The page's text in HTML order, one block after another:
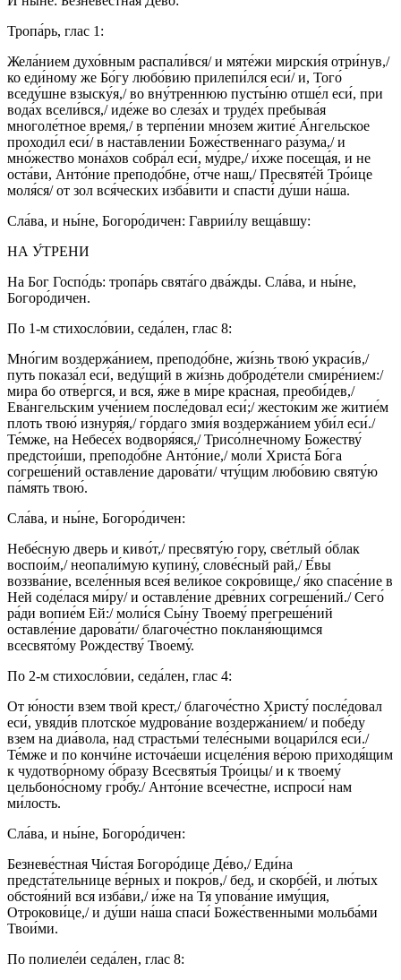
Тропа́рь, глас 1:
Жела́нием духо́вным распали́вся/ и мяте́жи мирски́я отри́нув,/
ко еди́ному же Бо́гу любо́вию прилепи́лся еси́/ и, Того́
вседу́шне взыску́я,/ во вну́треннюю пусты́ню отше́л еси́, при
вода́х всели́вся,/ иде́же во слеза́х и труде́х пребыва́я
многоле́тное время,/ в терпе́нии мно́зем житие́ А́нгельское
проходи́л еси́/ в наста́влении Боже́ственнаго ра́зума,/ и
мно́жество мона́хов собра́л еси́, му́дре,/ и́хже посеща́я, и не
оста́ви, Анто́ние преподо́бне, о́тче наш,/ Пресвяте́й Тро́ице
моля́ся/ от зол вся́ческих изба́вити и спасти́ ду́ши на́ша.
Сла́ва, и ны́не, Богоро́дичен: Гаврии́лу веща́вшу:
НА У́ТРЕНИ
На Бог Госпо́дь: тропа́рь свята́го два́жды. Сла́ва, и ны́не,
Богоро́дичен.
По 1-м стихосло́вии, седа́лен, глас 8:
Мно́гим воздержа́нием, преподо́бне, жи́знь твою́ украси́в,/
путь показа́л еси́, веду́щий в жи́знь доброде́тели смире́нием:/
мира бо отве́ргся, и вся, я́же в ми́ре кра́сная, преоби́дев,/
Ева́нгельским уче́нием после́довал еси́;/ жесто́ким же житие́м
плоть твою́ изнуря́я,/ го́рдаго зми́я воздержа́нием уби́л еси́./
Те́мже, на Небесе́х водворя́яся,/ Трисо́лнечному Божеству́
предстои́ши, преподо́бне Анто́ние,/ моли́ Христа́ Бо́га
согреше́ний оставле́ние дарова́ти/ чту́щим любо́вию святу́ю
па́мять твою́.
Сла́ва, и ны́не, Богоро́дичен:
Небе́сную дверь и киво́т,/ пресвяту́ю гору, све́тлый о́блак
воспои́м,/ неопали́мую купину́, слове́сный рай,/ Е́вы
воззва́ние, вселе́нныя всея́ вели́кое сокро́вище,/ я́ко спасе́ние в
Ней соде́лася ми́ру/ и оставле́ние дре́вних согреше́ний./ Сего́
ра́ди вопие́м Ей:/ моли́ся Сы́ну Твоему́ прегреше́ний
оставле́ние дарова́ти/ благоче́стно покланя́ющимся
всесвято́му Рождеству́ Твоему́.
По 2-м стихосло́вии, седа́лен, глас 4:
От ю́ности взем твой крест,/ благоче́стно Христу́ после́довал
еси́, увяди́в плотско́е мудрова́ние воздержа́нием/ и побе́ду
взем на диа́вола, над страстьми́ теле́сными воцари́лся еси́./
Те́мже и по кончи́не источа́еши исцеле́ния ве́рою приходя́щим
к чудотво́рному о́бразу Всесвяты́я Тро́ицы/ и к твоему́
цельбоно́сному гро́бу./ Анто́ние всече́стне, испроси́ нам
ми́лость.
Сла́ва, и ны́не, Богоро́дичен:
Безневе́стная Чи́стая Богоро́дице Де́во,/ Еди́на
предста́тельнице ве́рных и покро́в,/ бед, и скорбе́й, и лю́тых
обстоя́ний вся изба́ви,/ и́же на Тя упова́ние иму́щия,
Отрокови́це,/ и ду́ши на́ша спаси́ Боже́ственными мольба́ми
Твои́ми.
По полиеле́и седа́лен, глас 8: